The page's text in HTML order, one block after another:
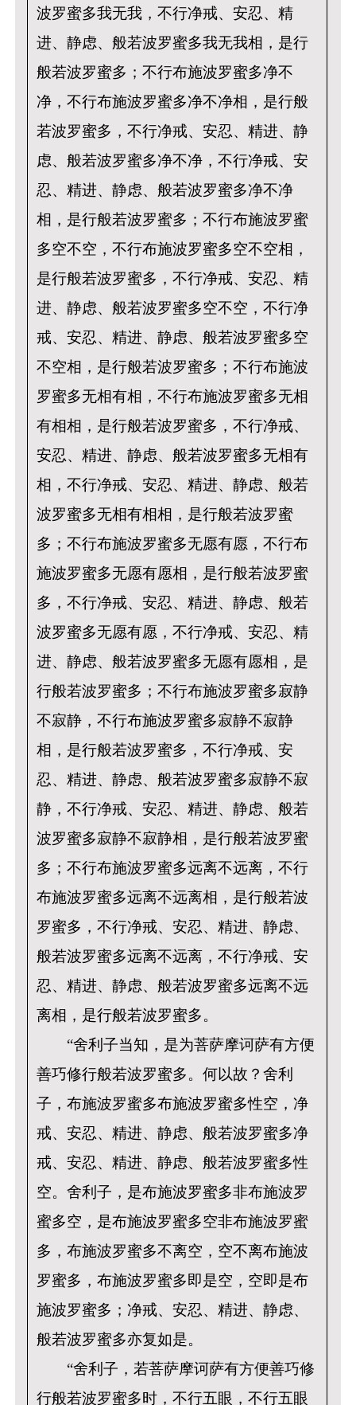
波罗蜜多我无我，不行净戒、安忍、精
进、静虑、般若波罗蜜多我无我相，是行
般若波罗蜜多；不行布施波罗蜜多净不
净，不行布施波罗蜜多净不净相，是行般
若波罗蜜多，不行净戒、安忍、精进、静
虑、般若波罗蜜多净不净，不行净戒、安
忍、精进、静虑、般若波罗蜜多净不净
相，是行般若波罗蜜多；不行布施波罗蜜
多空不空，不行布施波罗蜜多空不空相，
是行般若波罗蜜多，不行净戒、安忍、精
进、静虑、般若波罗蜜多空不空，不行净
戒、安忍、精进、静虑、般若波罗蜜多空
不空相，是行般若波罗蜜多；不行布施波
罗蜜多无相有相，不行布施波罗蜜多无相
有相相，是行般若波罗蜜多，不行净戒、
安忍、精进、静虑、般若波罗蜜多无相有
相，不行净戒、安忍、精进、静虑、般若
波罗蜜多无相有相相，是行般若波罗蜜
多；不行布施波罗蜜多无愿有愿，不行布
施波罗蜜多无愿有愿相，是行般若波罗蜜
多，不行净戒、安忍、精进、静虑、般若
波罗蜜多无愿有愿，不行净戒、安忍、精
进、静虑、般若波罗蜜多无愿有愿相，是
行般若波罗蜜多；不行布施波罗蜜多寂静
不寂静，不行布施波罗蜜多寂静不寂静
相，是行般若波罗蜜多，不行净戒、安
忍、精进、静虑、般若波罗蜜多寂静不寂
静，不行净戒、安忍、精进、静虑、般若
波罗蜜多寂静不寂静相，是行般若波罗蜜
多；不行布施波罗蜜多远离不远离，不行
布施波罗蜜多远离不远离相，是行般若波
罗蜜多，不行净戒、安忍、精进、静虑、
般若波罗蜜多远离不远离，不行净戒、安
忍、精进、静虑、般若波罗蜜多远离不远
离相，是行般若波罗蜜多。
“舍利子当知，是为菩萨摩诃萨有方便
善巧修行般若波罗蜜多。何以故？舍利
子，布施波罗蜜多布施波罗蜜多性空，净
戒、安忍、精进、静虑、般若波罗蜜多净
戒、安忍、精进、静虑、般若波罗蜜多性
空。舍利子，是布施波罗蜜多非布施波罗
蜜多空，是布施波罗蜜多空非布施波罗蜜
多，布施波罗蜜多不离空，空不离布施波
罗蜜多，布施波罗蜜多即是空，空即是布
施波罗蜜多；净戒、安忍、精进、静虑、
般若波罗蜜多亦复如是。
“舍利子，若菩萨摩诃萨有方便善巧修
行般若波罗蜜多时，不行五眼，不行五眼